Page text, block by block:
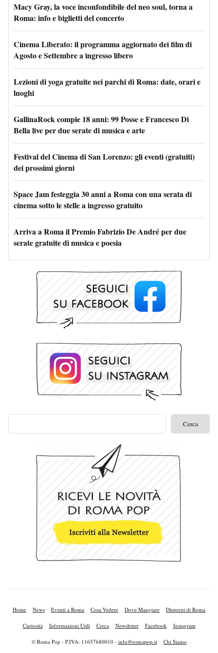
Macy Gray, la voce inconfondibile del neo soul, torna a
Roma: info e biglietti del concerto
Cinema Liberato: il programma aggiornato dei film di
Agosto e Settembre a ingresso libero
Lezioni di yoga gratuite nei parchi di Roma: date, orari e
luoghi
GallinaRock compie 18 anni: 99 Posse e Francesco Di
Bella live per due serate di musica e arte
Festival del Cinema di San Lorenzo: gli eventi (gratuiti)
dei prossimi giorni
Space Jam festeggia 30 anni a Roma con una serata di
cinema sotto le stelle a ingresso gratuito
Arriva a Roma il Premio Fabrizio De André per due
serate gratuite di musica e poesia
Home News Eventi a Roma Cosa Vedere Dove Mangiare Dintorni di Roma
Curiosità Informazioni Utili Cerca Newsletter Facebook Instagram
© Roma Pop - P.IVA: 11657680010 - info@romapop.it Chi Siamo